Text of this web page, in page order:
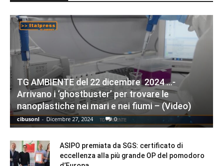
TG AMBIENTE del 22 dicembre 2024 …-
Arrivano i ‘ghostbuster’ per trovare le
nanoplastiche nei mari e nei fiumi – (Video)
cibusonl - Dicembre 27, 2024 0
ASIPO premiata da SGS: certificato di
eccellenza alla più grande OP del pomodoro